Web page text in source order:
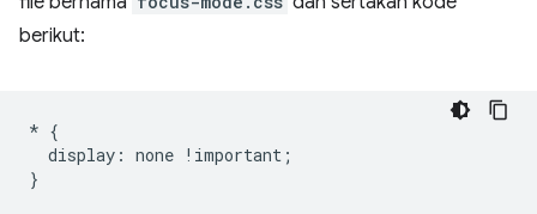
berikut:
* {
display : none ! important ;
}